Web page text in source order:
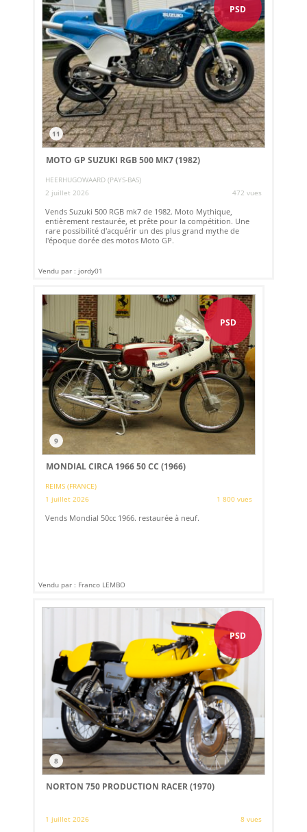
PSD
11
MOTO GP SUZUKI RGB 500 MK7 (1982)
HEERHUGOWAARD (PAYS-BAS)
2 juillet 2026
472 vues
Vends Suzuki 500 RGB mk7 de 1982. Moto Mythique,
entièrement restaurée, et prête pour la compétition. Une
rare possibilité d'acquérir un des plus grand mythe de
l'époque dorée des motos Moto GP.
Vendu par : jordy01
PSD
9
MONDIAL CIRCA 1966 50 CC (1966)
REIMS (FRANCE)
1 juillet 2026
1 800 vues
Vends Mondial 50cc 1966. restaurée à neuf.
Vendu par : Franco LEMBO
PSD
8
NORTON 750 PRODUCTION RACER (1970)
1 juillet 2026 8 vues